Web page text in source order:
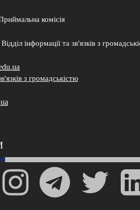
комісія
Відділ інформації та зв'язків з
з громадськістю